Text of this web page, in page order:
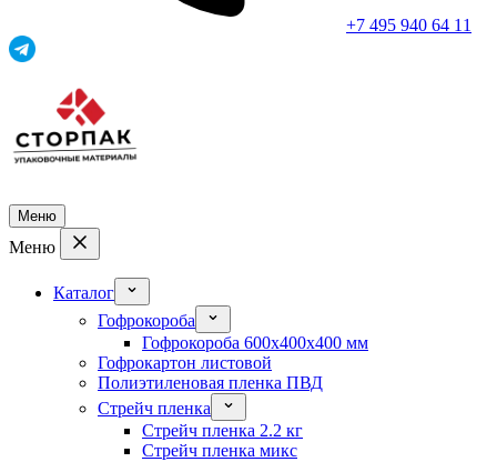
+7 495 940 64 11
Меню
Меню
Каталог
Гофрокороба
Гофрокороба 600x400x400 мм
Гофрокартон листовой
Полиэтиленовая пленка ПВД
Стрейч пленка
Стрейч пленка 2.2 кг
Стрейч пленка микс